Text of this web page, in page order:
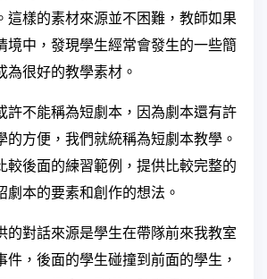
這樣的素材來源並不困難，教師如果
境中，發現學生經常會發生的一些簡
為很好的教學素材。
許不能稱為短劇本，因為劇本還有許
的方便，我們就統稱為短劇本教學。
較後面的練習範例，提供比較完整的
劇本的要素和創作的想法。
的對話來源是學生在帶隊前來我教室
件，後面的學生碰撞到前面的學生，